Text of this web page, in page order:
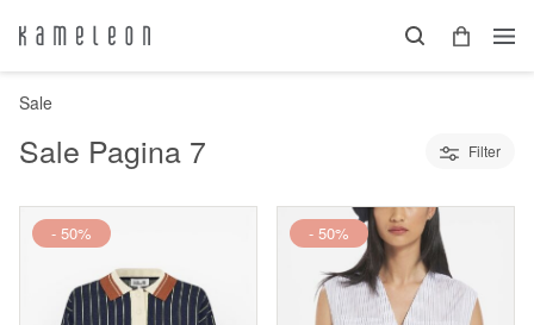
Sale
Sale Pagina 7 Filter
- 50% - 50%